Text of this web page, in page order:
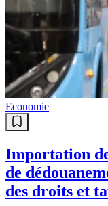
Economie
Importation
de
des droits et